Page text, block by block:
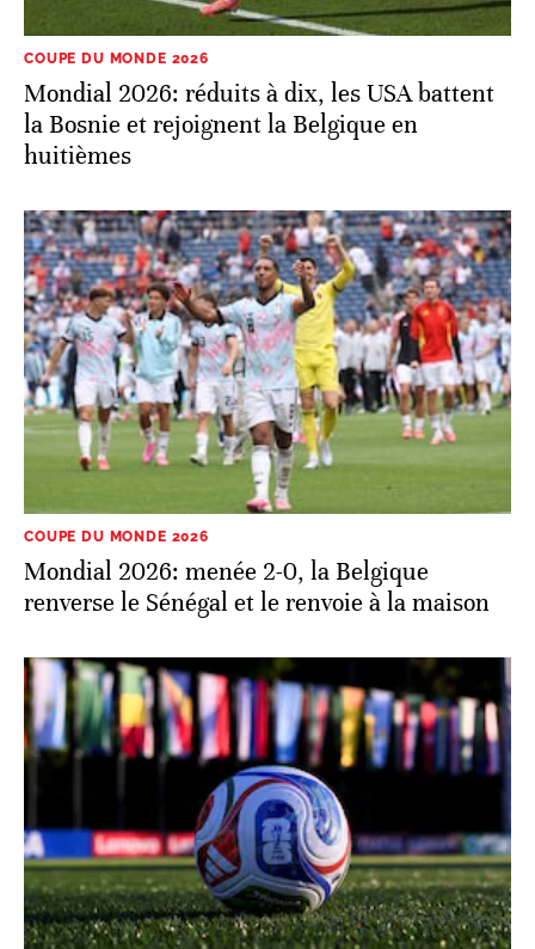
COUPE DU MONDE 2026
Mondial 2026: réduits à dix, les USA battent
la Bosnie et rejoignent la Belgique en
huitièmes
COUPE DU MONDE 2026
Mondial 2026: menée 2-0, la Belgique
renverse le Sénégal et le renvoie à la maison